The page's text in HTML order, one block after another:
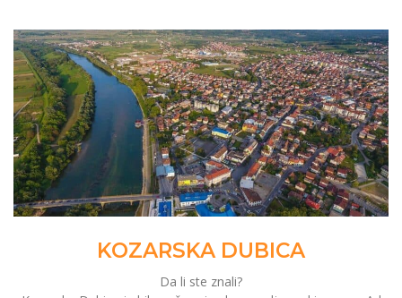
KOZARSKA DUBICA
Da li ste znali?